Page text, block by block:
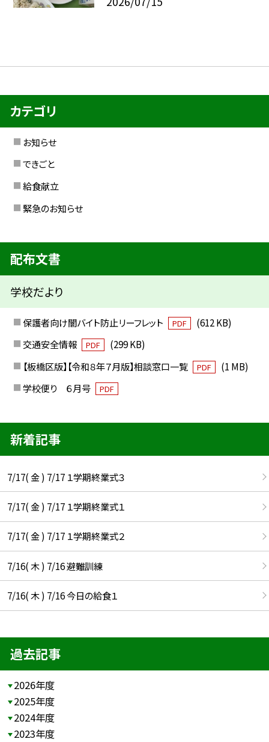
カテゴリ
お知らせ
できごと
給食献立
緊急のお知らせ
配布文書
学校だより
保護者向け闇バイト防止リーフレット PDF
(612 KB)
交通安全情報
PDF
(299 KB)
【板橋区版】【令和８年７月版】相談窓口一覧
PDF
(1 MB)
学校便り ６月号
PDF
新着記事
7/17( 金 ) 7/17 １学期終業式３
7/17( 金 ) 7/17 １学期終業式１
7/17( 金 ) 7/17 １学期終業式２
7/16( 木 ) 7/16 避難訓練
7/16( 木 ) 7/16 今日の給食１
過去記事
2026年度
2025年度
2024年度
2023年度